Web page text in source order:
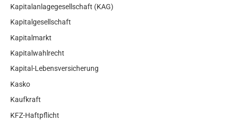
Kapitalanlagegesellschaft (KAG)
Kapitalgesellschaft
Kapitalmarkt
Kapitalwahlrecht
Kapital-Lebensversicherung
Kasko
Kaufkraft
KFZ-Haftpflicht